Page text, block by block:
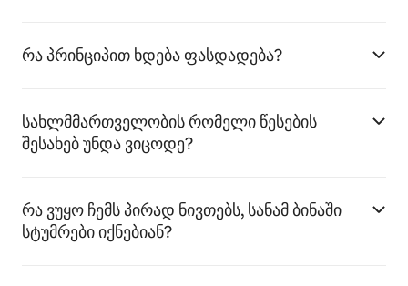
რა პრინციპით ხდება ფასდადება?
სახლმმართველობის რომელი წესების
შესახებ უნდა ვიცოდე?
რა ვუყო ჩემს პირად ნივთებს, სანამ ბინაში
სტუმრები იქნებიან?